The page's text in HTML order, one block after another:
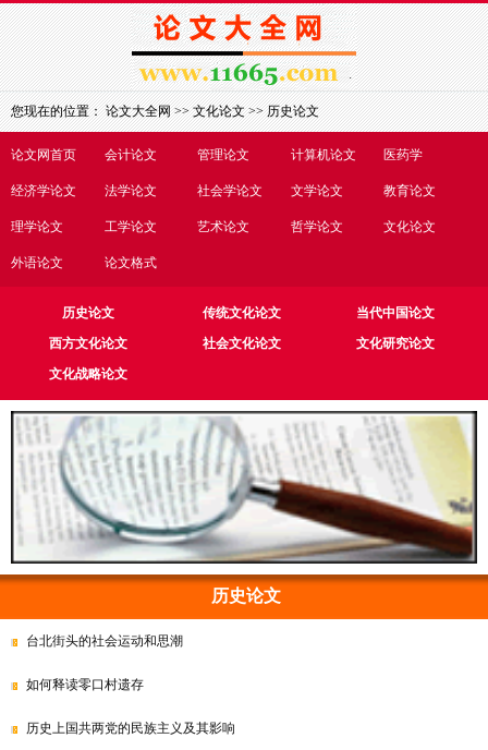
论文网首页 会计论文 管理论文 计算机论文 医药学
经济学论文 法学论文 社会学论文 文学论文 教育论文
理学论文 工学论文 艺术论文 哲学论文 文化论文
外语论文 论文格式
您现在的位置：论文大全网>>文化论文>>历史论文
历史论文 传统文化论文
当代中国论文
西方文化论文
社会文化论文
文化研究论文
文化战略论文
历史论文
台北街头的社会运动和思潮
如何释读零口村遗存
历史上国共两党的民族主义及其影响